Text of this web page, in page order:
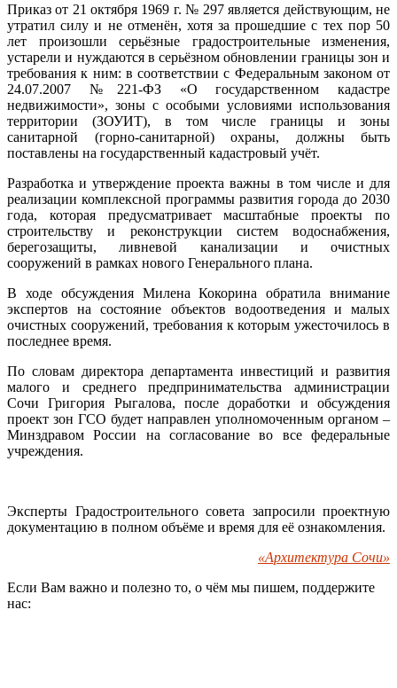
Приказ от 21 октября 1969 г. № 297 является действующим, не
утратил силу и не отменён, хотя за прошедшие с тех пор 50
лет произошли серьёзные градостроительные изменения,
устарели и нуждаются в серьёзном обновлении границы зон и
требования к ним: в соответствии с Федеральным законом от
24.07.2007 №221-ФЗ «О государственном кадастре
недвижимости», зоны с особыми условиями использования
территории (ЗОУИТ), в том числе границы и зоны
санитарной (горно-санитарной) охраны, должны быть
поставлены на государственный кадастровый учёт.
Разработка и утверждение проекта важны в том числе и для
реализации комплексной программы развития города до 2030
года, которая предусматривает масштабные проекты по
строительству и реконструкции систем водоснабжения,
берегозащиты, ливневой канализации и очистных
сооружений в рамках нового Генерального плана.
В ходе обсуждения Милена Кокорина обратила внимание
экспертов на состояние объектов водоотведения и малых
очистных сооружений, требования к которым ужесточилось в
последнее время.
По словам директора департамента инвестиций и развития
малого и среднего предпринимательства администрации
Сочи Григория Рыгалова, после доработки и обсуждения
проект зон ГСО будет направлен уполномоченным органом –
Минздравом России на согласование во все федеральные
учреждения.
Эксперты Градостроительного совета запросили проектную
документацию в полном объёме и время для её ознакомления.
«Архитектура Сочи»
Если Вам важно и полезно то, о чём мы пишем, поддержите
нас: